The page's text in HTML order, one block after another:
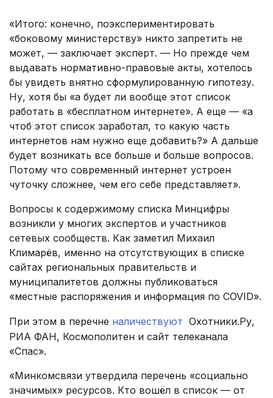
«Итого: конечно, поэкспериментировать
«боковому министерству» никто запретить не
может, — заключает эксперт. — Но прежде чем
выдавать нормативно-правовые акты, хотелось
бы увидеть внятно сформулированную гипотезу.
Ну, хотя бы «а будет ли вообще этот список
работать в «бесплатном интернете». А еще — «а
чтоб этот список заработал, то какую часть
интернетов нам нужно еще добавить?» А дальше
будет возникать все больше и больше вопросов.
Потому что современный интернет устроен
чуточку сложнее, чем его себе представляет».
Вопросы к содержимому списка Минцифры
возникли у многих экспертов и участников
сетевых сообществ. Как заметил Михаил
Климарёв, именно на отсутствующих в списке
сайтах региональных правительств и
муниципалитетов должны публиковаться
«местные распоряжения и информация по COVID».
При этом в перечне наличествуют Охотники.Ру,
РИА ФАН, Космополитен и сайт телеканала
«Спас».
«Минкомсвязи утвердила перечень «социально
значимых» ресурсов. Кто вошёл в список — от